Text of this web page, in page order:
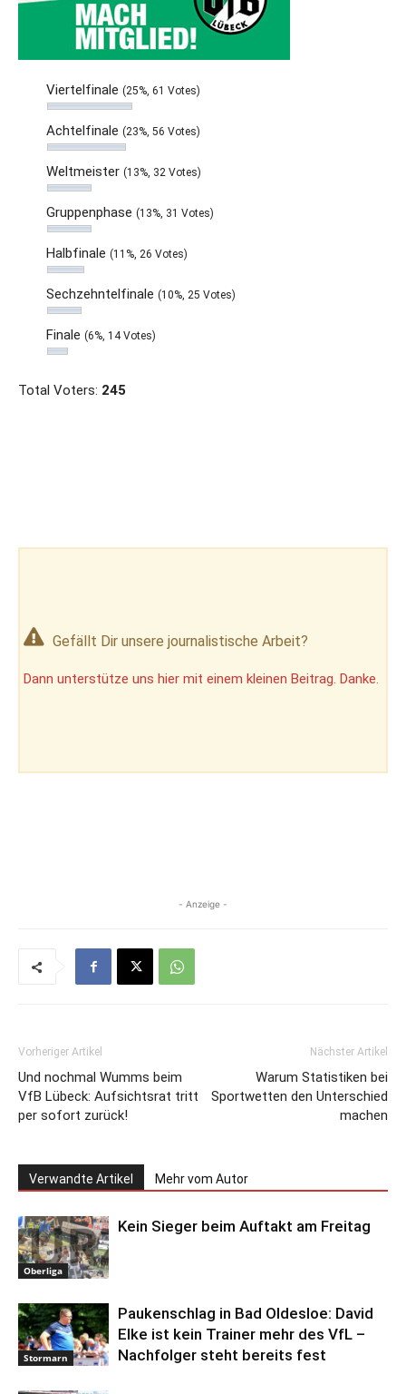
Viertelfinale (25%, 61 Votes)
Achtelfinale (23%, 56 Votes)
Weltmeister (13%, 32 Votes)
Gruppenphase (13%, 31 Votes)
Halbfinale (11%, 26 Votes)
Sechzehntelfinale (10%, 25 Votes)
Finale (6%, 14 Votes)
Total Voters: 245
Gefällt Dir unsere journalistische Arbeit?
Dann unterstütze uns hier mit einem kleinen Beitrag. Danke.
- Anzeige -
Vorheriger Artikel
Und nochmal Wumms beim
VfB Lübeck: Aufsichtsrat tritt
per sofort zurück!
Nächster Artikel
Warum Statistiken bei
Sportwetten den Unterschied
machen
Verwandte Artikel Mehr vom Autor
Oberliga
Kein Sieger beim Auftakt am Freitag
Stormarn
Paukenschlag in Bad Oldesloe: David
Elke ist kein Trainer mehr des VfL –
Nachfolger steht bereits fest